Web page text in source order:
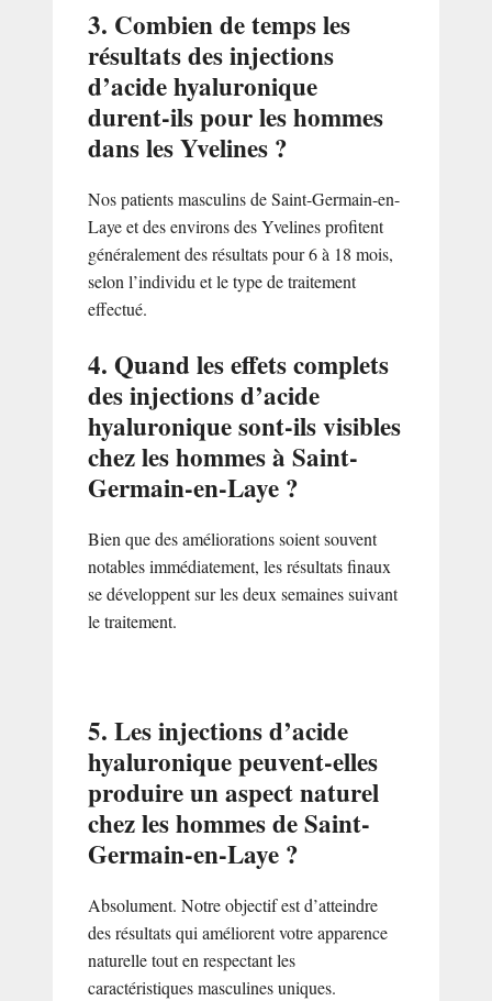
3. Combien de temps les
résultats des injections
d’acide hyaluronique
durent-ils pour les hommes
dans les Yvelines ?
Nos patients masculins de Saint-Germain-en-
Laye et des environs des Yvelines profitent
généralement des résultats pour 6 à 18 mois,
selon l’individu et le type de traitement
effectué.
4. Quand les effets complets
des injections d’acide
hyaluronique sont-ils visibles
chez les hommes à Saint-
Germain-en-Laye ?
Bien que des améliorations soient souvent
notables immédiatement, les résultats finaux
se développent sur les deux semaines suivant
le traitement.
5. Les injections d’acide
hyaluronique peuvent-elles
produire un aspect naturel
chez les hommes de Saint-
Germain-en-Laye ?
Absolument. Notre objectif est d’atteindre
des résultats qui améliorent votre apparence
naturelle tout en respectant les
caractéristiques masculines uniques.